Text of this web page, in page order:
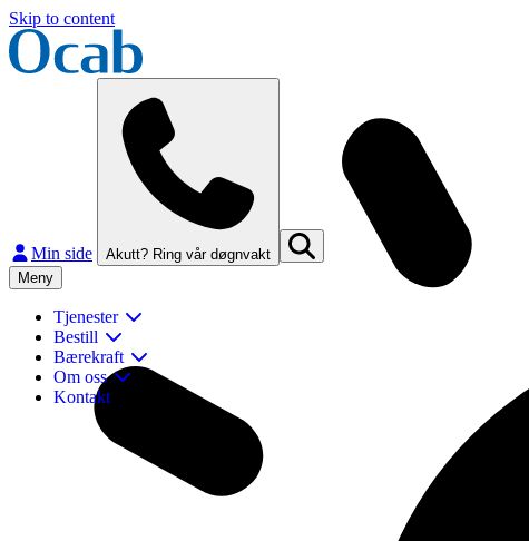
Skip to content
Min side
Akutt? Ring vår døgnvakt
Meny
Tjenester
Bestill
Bærekraft
Om oss
Kontakt
Finn og kontakt ditt nærmeste Ocab-kontor